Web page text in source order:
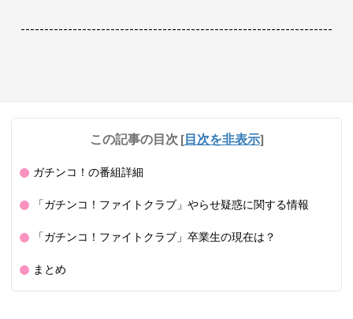
------------------------------------------------------------------
この記事の目次 [目次を非表示]
ガチンコ！の番組詳細
「ガチンコ！ファイトクラブ」やらせ疑惑に関する情報
「ガチンコ！ファイトクラブ」卒業生の現在は？
まとめ